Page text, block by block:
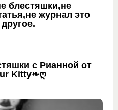
блестяшки,не
журнал это
с Рианной от
Kitty❧ღ